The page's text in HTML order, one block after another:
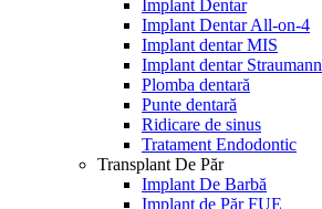
Implant Dentar
Implant Dentar All-on-4
Implant dentar MIS
Implant dentar Straumann
Plomba dentară
Punte dentară
Ridicare de sinus
Tratament Endodontic
Transplant De Păr
Implant De Barbă
Implant de Păr FUE